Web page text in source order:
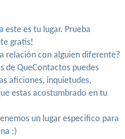
este es tu lugar. Prueba
gratis!
relación con alguien diferente?
de QueContactos puedes
aficiones, inquietudes,
estas acostumbrado en tu
un lugar especifico para
;)